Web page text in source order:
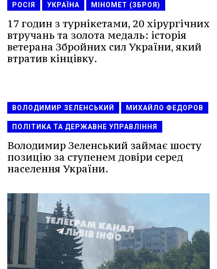
РОСІЯ УКРАЇНА МІНОМЕТ (ЗБРОЯ)
17 годин з турнікетами, 20 хірургічних
втручань та золота медаль: історія
ветерана Збройних сил України, який
втратив кінцівку.
ВОЛОДИМИР ЗЕЛЕНСЬКИЙ МИХАЙЛО ФЕДОРОВ
ПОЛІТИКА ТА ДЕРЖАВНЕ УПРАВЛІННЯ
Володимир Зеленський займає шосту
позицію за ступенем довіри серед
населення України.